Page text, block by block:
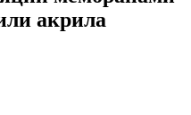
акрила